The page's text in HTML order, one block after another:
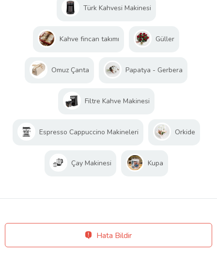
Türk Kahvesi Makinesi
Kahve fincan takımı Güller
Omuz Çanta Papatya - Gerbera
Filtre Kahve Makinesi
Espresso Cappuccino Makineleri Orkide
Çay Makinesi Kupa
Hata Bildir